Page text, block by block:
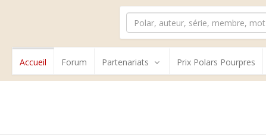
Accueil Forum Partenariats Prix Polars Pourpres